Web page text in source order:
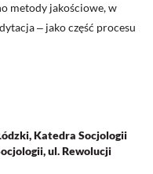
metody jakościowe, w
‒ jako część procesu
Katedra Socjologii
ul. Rewolucji